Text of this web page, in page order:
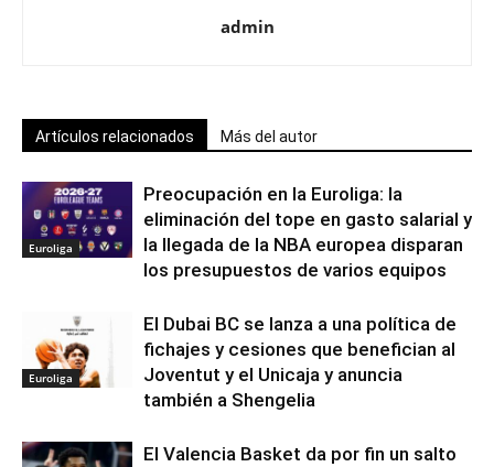
admin
Artículos relacionados Más del autor
Euroliga
Preocupación en la Euroliga: la
eliminación del tope en gasto salarial y
la llegada de la NBA europea disparan
los presupuestos de varios equipos
Euroliga
El Dubai BC se lanza a una política de
fichajes y cesiones que benefician al
Joventut y el Unicaja y anuncia
también a Shengelia
El Valencia Basket da por fin un salto